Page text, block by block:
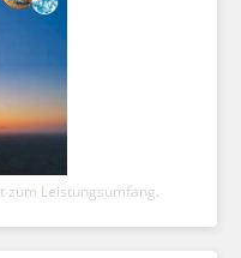
zum Leistungsumfang.